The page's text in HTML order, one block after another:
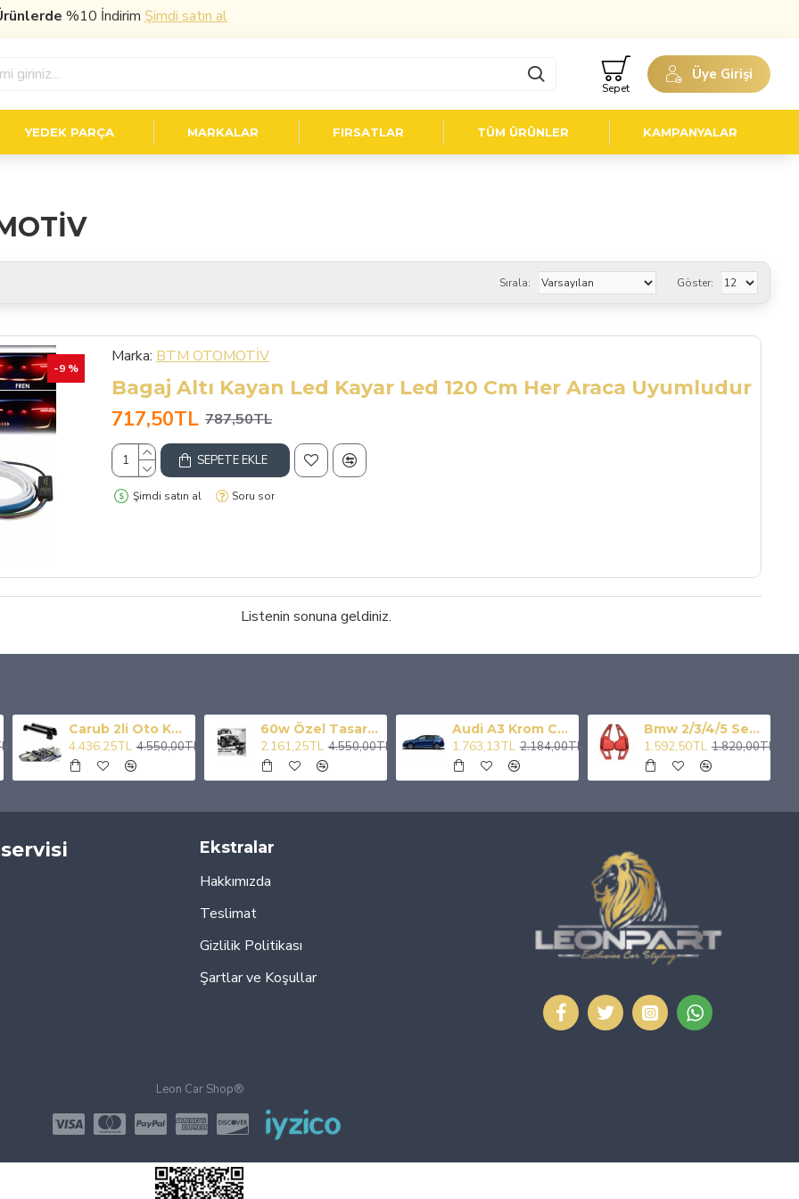
%10 İndirimŞimdi satın al
Üye Girişi
Sepet
YEDEK PARÇA MARKALAR FIRSATLAR TÜM ÜRÜNLER KAMPANYALAR
Sırala: Göster:
-9 %
Marka: BTM OTOMOTİV
Bagaj Altı Kayan Led Kayar Led 120 Cm Her Araca Uyumludur
717,50TL 787,50TL
SEPETE EKLE
Şimdi satın al Soru sor
Listenin sonuna geldiniz.
Carub 2li Oto Kayak Snowboard Taşıyıcı Kilitli 56 cm
4.436,25TL 4.550,00TL
60w Özel Tasarım Owl Off Road Amber-beyaz Çift Renk Off Road Led Sis Lambası
2.161,25TL 4.550,00TL
Audi A3 Krom Cam Çıtası 6 Prç 2004-2012
1.763,13TL 2.184,00TL
Bmw 2/3/4/5 Serisi Paddle Shıft Kırmızı F1 Vites Kulakcık
1.592,50TL 1.820,00TL
Ekstralar
Hakkımızda
Teslimat
Gizlilik Politikası
Şartlar ve Koşullar
Leon Car Shop®